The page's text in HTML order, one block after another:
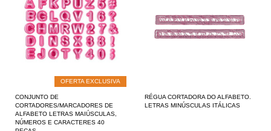
OFERTA EXCLUSIVA
CONJUNTO DE
CORTADORES/MARCADORES DE
ALFABETO LETRAS MAIÚSCULAS,
NÚMEROS E CARACTERES 40
RÉGUA CORTADORA DO ALFABETO.
LETRAS MINÚSCULAS ITÁLICAS